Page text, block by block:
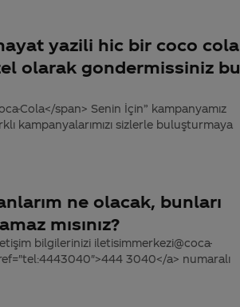
yazili hic bir coco cola
olarak gondermissiniz bu
Cola</span> Senin İçin” kampanyamız
kampanyalarımızı sizlerle buluşturmaya
ne olacak, bunları
mısınız?
bilgilerinizi iletisimmerkezi@coca-
3040</a> numaralı